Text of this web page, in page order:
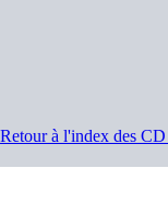
Retour à l'index des